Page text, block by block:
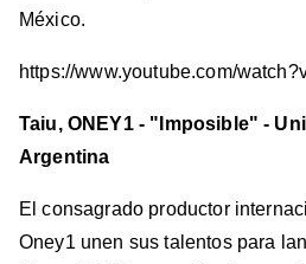
México.
https://www.youtube.com/
Taiu, ONEY1 - "Imposible" -
Argentina
El consagrado productor
Oney1 unen sus talentos para